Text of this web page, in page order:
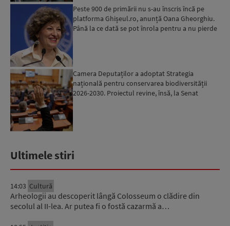
Peste 900 de primării nu s-au înscris încă pe
platforma Ghișeul.ro, anunță Oana Gheorghiu.
Până la ce dată se pot înrola pentru a nu pierde
Camera Deputaților a adoptat Strategia
națională pentru conservarea biodiversității
2026-2030. Proiectul revine, însă, la Senat
Ultimele stiri
14:03 Cultură
Arheologii au descoperit lângă Colosseum o clădire din
secolul al II-lea. Ar putea fi o fostă cazarmă a…